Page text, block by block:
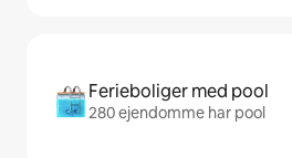
Ferieboliger med pool
280 ejendomme har pool